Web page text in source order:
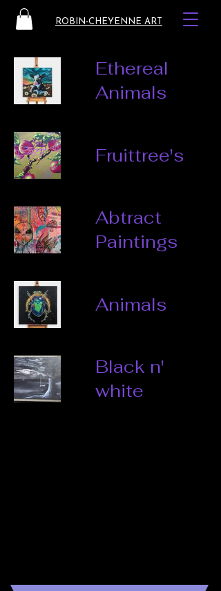
ROBIN-CHEYENNE ART
Ethereal
Animals
Fruittree's
Abtract
Paintings
Animals
Black n'
white